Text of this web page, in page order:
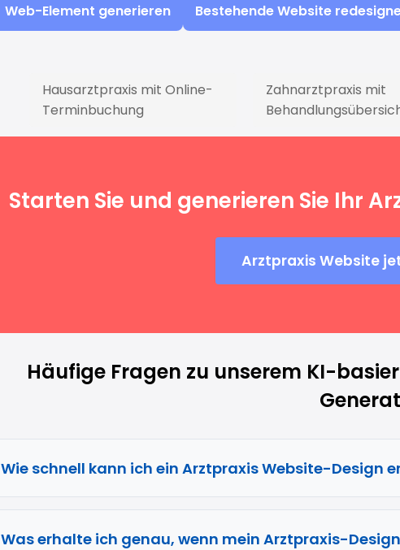
Web-Element generieren Bestehende Website
Hausarztpraxis mit Online-
Terminbuchung
Zahnarztpraxis mit
Starten Sie und generieren Sie Ihr
Arztpraxis Website
Häufige Fragen zu unserem KI-
Wie schnell kann ich ein Arztpraxis Website-Design
Was erhalte ich genau, wenn mein Arztpraxis-